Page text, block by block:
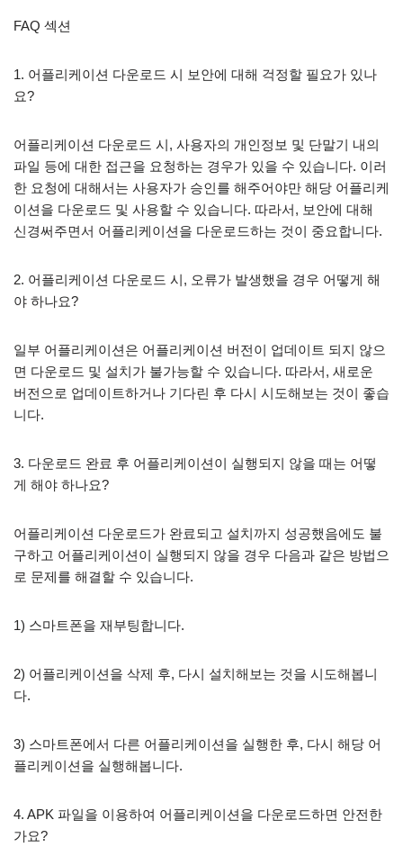
FAQ 섹션
1. 어플리케이션 다운로드 시 보안에 대해 걱정할 필요가 있나
요?
어플리케이션 다운로드 시, 사용자의 개인정보 및 단말기 내의
파일 등에 대한 접근을 요청하는 경우가 있을 수 있습니다. 이러
한 요청에 대해서는 사용자가 승인를 해주어야만 해당 어플리케
이션을 다운로드 및 사용할 수 있습니다. 따라서, 보안에 대해
신경써주면서 어플리케이션을 다운로드하는 것이 중요합니다.
2. 어플리케이션 다운로드 시, 오류가 발생했을 경우 어떻게 해
야 하나요?
일부 어플리케이션은 어플리케이션 버전이 업데이트 되지 않으
면 다운로드 및 설치가 불가능할 수 있습니다. 따라서, 새로운
버전으로 업데이트하거나 기다린 후 다시 시도해보는 것이 좋습
니다.
3. 다운로드 완료 후 어플리케이션이 실행되지 않을 때는 어떻
게 해야 하나요?
어플리케이션 다운로드가 완료되고 설치까지 성공했음에도 불
구하고 어플리케이션이 실행되지 않을 경우 다음과 같은 방법으
로 문제를 해결할 수 있습니다.
1) 스마트폰을 재부팅합니다.
2) 어플리케이션을 삭제 후, 다시 설치해보는 것을 시도해봅니
다.
3) 스마트폰에서 다른 어플리케이션을 실행한 후, 다시 해당 어
플리케이션을 실행해봅니다.
4. APK 파일을 이용하여 어플리케이션을 다운로드하면 안전한
가요?